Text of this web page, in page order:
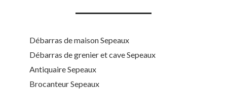
Débarras de maison Sepeaux
Débarras de grenier et cave Sepeaux
Antiquaire Sepeaux
Brocanteur Sepeaux